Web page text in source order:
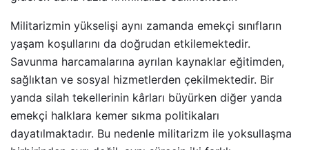
Militarizmin yükselişi aynı zamanda emekçi sınıfların
yaşam koşullarını da doğrudan etkilemektedir.
Savunma harcamalarına ayrılan kaynaklar eğitimden,
sağlıktan ve sosyal hizmetlerden çekilmektedir. Bir
yanda silah tekellerinin kârları büyürken diğer yanda
emekçi halklara kemer sıkma politikaları
dayatılmaktadır. Bu nedenle militarizm ile yoksullaşma